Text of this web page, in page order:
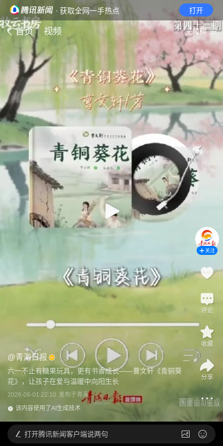
· 获取全网一手热点 打开
首页 视频 无障碍
@青海日报
六一不止有糖果玩具，更有书香成长——曹文轩《青铜葵
花》，让孩子在爱与温暖中向阳生长
2026-06-01 22:10 发布于青海
该内容使用了AI生成技术
关注
评论
收藏
分享
打开腾讯新闻客户端说两句